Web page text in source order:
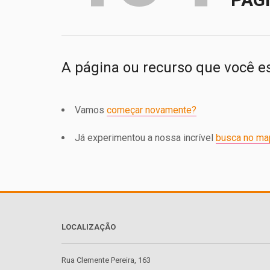
A página ou recurso que você
Vamos começar novamente?
Já experimentou a nossa incrível busca no
LOCALIZAÇÃO
Rua Clemente Pereira, 163